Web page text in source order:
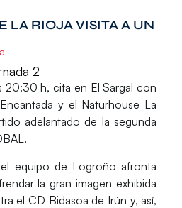
LA RIOJA VISITA A UN
2
20:30 h, cita en El Sargal con
y el Naturhouse La
adelantado de la segunda
.
equipo de Logroño afronta
la gran imagen exhibida
el CD Bidasoa de Irún y, así,